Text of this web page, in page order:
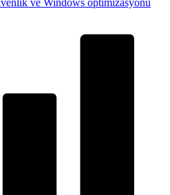
ve Windows optimizasyonu